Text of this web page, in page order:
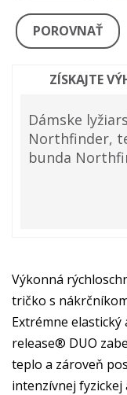
POROVNAŤ
ZÍSKAJTE
Dámske
Northfinder,
bunda
Výkonná
tričko s
Extrémne
release® DUO
teplo a zároveň
intenzívnej